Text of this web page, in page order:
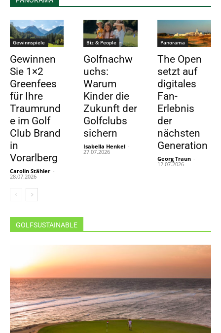
Gewinnspiele
Gewinnen
Sie 1×2
Greenfees
für Ihre
Traumrund
e im Golf
Club Brand
in
Vorarlberg
Carolin Stähler -
28.07.2026
Biz & People
Golfnachw
uchs:
Warum
Kinder die
Zukunft der
Golfclubs
sichern
Isabella Henkel -
27.07.2026
Panorama
The Open
setzt auf
digitales
Fan-
Erlebnis
der
nächsten
Generation
Georg Traun -
12.07.2026
GOLFSUSTAINABLE